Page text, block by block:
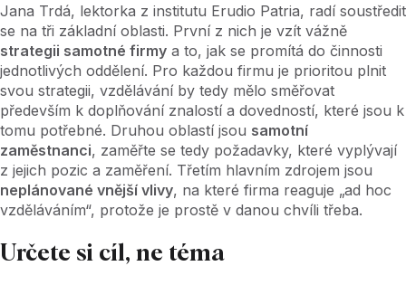
Jana Trdá, lektorka z institutu Erudio Patria, radí soustředit
se na tři základní oblasti. První z nich je vzít vážně
strategii samotné firmy a to, jak se promítá do činnosti
jednotlivých oddělení. Pro každou firmu je prioritou plnit
svou strategii, vzdělávání by tedy mělo směřovat
především k doplňování znalostí a dovedností, které jsou k
tomu potřebné. Druhou oblastí jsou samotní
zaměstnanci, zaměřte se tedy požadavky, které vyplývají
z jejich pozic a zaměření. Třetím hlavním zdrojem jsou
neplánované vnější vlivy, na které firma reaguje „ad hoc
vzděláváním“, protože je prostě v danou chvíli třeba.
Určete si cíl, ne téma